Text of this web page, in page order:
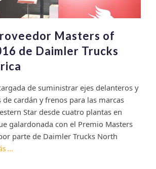
Panamá
Masters of
de Daimler Trucks
de suministrar ejes delanteros y
de cardán y frenos para las marcas
Star desde cuatro plantas en
galardonada con el Premio Masters
parte de Daimler Trucks North
…